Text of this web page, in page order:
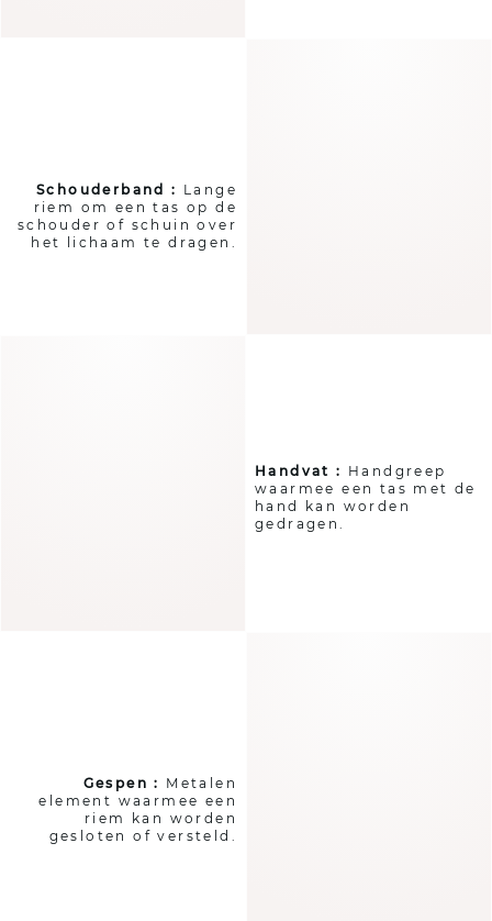
Schouderband : Lange
riem om een tas op de
schouder of schuin over
het lichaam te dragen.
Handvat : Handgreep
waarmee een tas met de
hand kan worden
gedragen.
Gespen : Metalen
element waarmee een
riem kan worden
gesloten of versteld.